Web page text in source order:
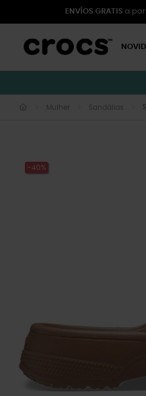
ENVÍOS GRATIS a
Mulher Sandálias
-40%